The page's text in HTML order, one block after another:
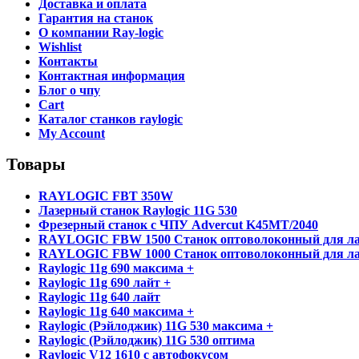
Доставка и оплата
Гарантия на станок
О компании Ray-logic
Wishlist
Контакты
Контактная информация
Блог о чпу
Cart
Каталог станков raylogic
My Account
Товары
RAYLOGIC FBT 350W
Лазерный станок Raylogic 11G 530
Фрезерный станок с ЧПУ Advercut K45MT/2040
RAYLOGIC FBW 1500 Станок оптоволоконный для
RAYLOGIC FBW 1000 Станок оптоволоконный для
Raylogic 11g 690 максима +
Raylogic 11g 690 лайт +
Raylogic 11g 640 лайт
Raylogic 11g 640 максима +
Raylogic (Рэйлоджик) 11G 530 максима +
Raylogic (Рэйлоджик) 11G 530 оптима
Raylogic V12 1610 с автофокусом